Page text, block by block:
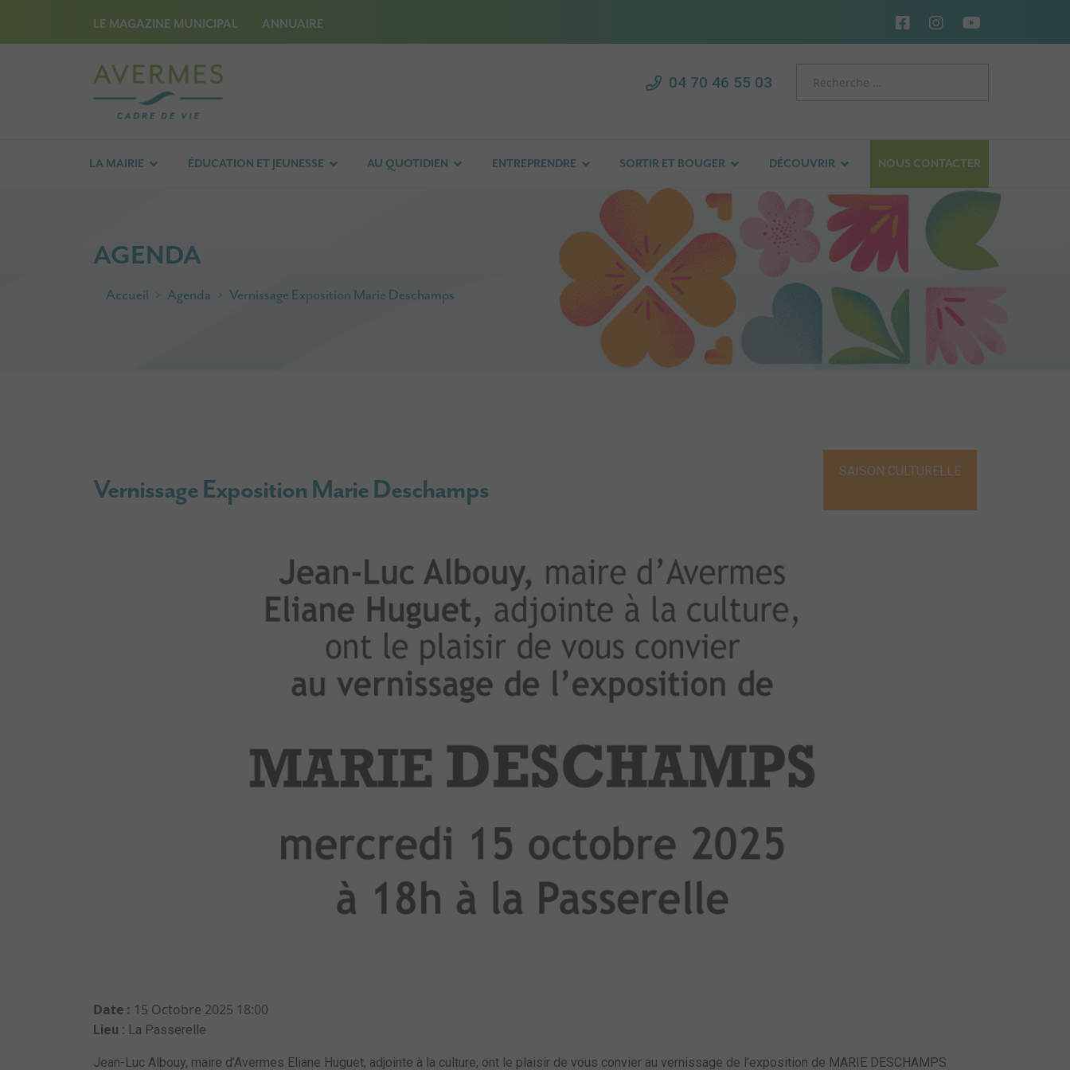
LE MAGAZINE MUNICIPAL ANNUAIRE
04 70 46 55 03
LA MAIRIE ÉDUCATION ET JEUNESSE AU QUOTIDIEN ENTREPRENDRE SORTIR ET BOUGER DÉCOUVRIR NOUS CONTACTER
AGENDA
Accueil Agenda Vernissage Exposition Marie Deschamps
Vernissage Exposition Marie Deschamps
SAISON CULTURELLE
Date : 15 Octobre 2025 18:00
Lieu : La Passerelle
Jean-Luc Albouy, maire d’Avermes Eliane Huguet, adjointe à la culture, ont le plaisir de vous convier au vernissage de l’exposition de MARIE DESCHAMPS